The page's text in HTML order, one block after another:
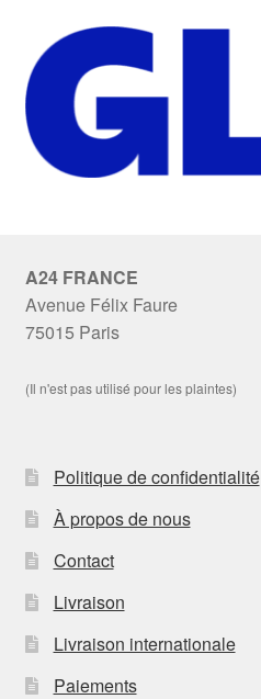
A24 FRANCE
Avenue Félix Faure
75015 Paris
(Il n'est pas utilisé pour les plaintes)
Politique de confidentialité
À propos de nous
Contact
Livraison
Livraison internationale
Paiements